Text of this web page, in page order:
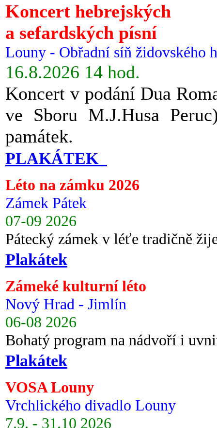
Koncert hebrejských
a sefardských písní
Louny - Obřadní síň židovského
16.8.2026 14 hod.
Koncert v podání Dua
ve Sboru M.J.Husa
památek.
PLAKÁTEK
Léto na zámku 2026
Zámek Pátek
07-09 2026
Pátecký zámek v léťe tradičně
Plakátek
Zámeké kulturní léto
Nový Hrad - Jimlín
06-08 2026
Bohatý program na nádvoří i
Plakátek
VOSA Louny
Vrchlického divadlo Louny
7.9. - 31.10 2026